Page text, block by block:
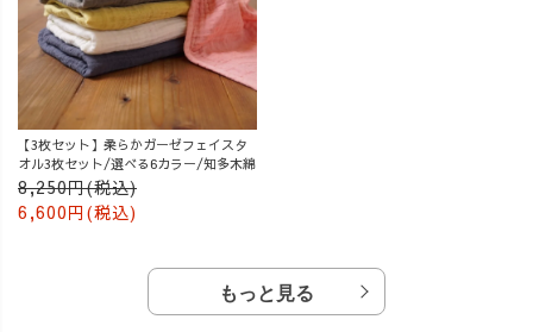
【3枚セット】柔らかガーゼフェイスタ
オル3枚セット/選べる6カラー/知多木綿
8,250円(税込)
6,600円(税込)
もっと見る